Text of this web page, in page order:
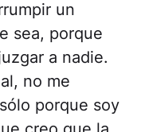
un
sea, porque
a nadie.
no me
porque soy